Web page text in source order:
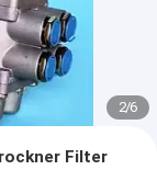
2/6
Filter